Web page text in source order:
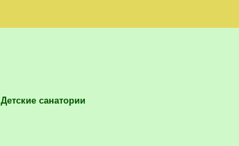
Детские санатории